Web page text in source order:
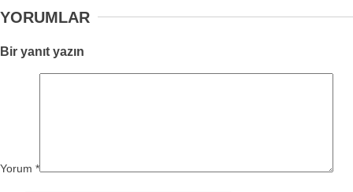
YORUMLAR
Bir yanıt yazın
Yorum *